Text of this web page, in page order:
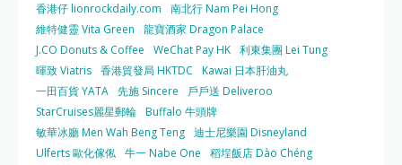
香港仔 lionrockdaily.com
南北行 Nam Pei Hong
維特健靈 Vita Green
龍寶酒家 Dragon Palace
J.CO Donuts & Coffee
WeChat Pay HK 利東集團 Lei Tung
暉致 Viatris 香港貿發局 HKTDC
Kawai 日本肝油丸
一田百貨 YATA 先施 Sincere
戶戶送 Deliveroo
StarCruises麗星郵輪 Buffalo 牛頭牌
敏華冰廳 Men Wah Beng Teng 迪士尼樂園 Disneyland
Ulferts 歐化傢俬 牛一 Nabe One
稻埕飯店 Dào Chéng